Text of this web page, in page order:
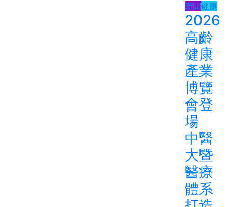
新聞健康
2026
高齡
健康
產業
博覽
會登
場
中醫
大暨
醫療
體系